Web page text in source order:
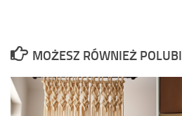
MOŻESZ RÓWNIEŻ